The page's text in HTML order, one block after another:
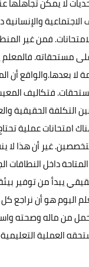
الاجتماعية
فمن غير
مستحقاته.
لا بعدها.والواقع
فتكاليف
التكلفة الحقيقية
امتحانات عملية
غير أن هذا لا
داخل النطاقات
يبدأ من
اليوم هو أن نراجع
من ماله وصحته
العملية